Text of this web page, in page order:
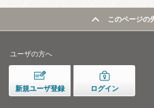
このページの
ユーザの方へ
新規ユーザ登録 ログイン